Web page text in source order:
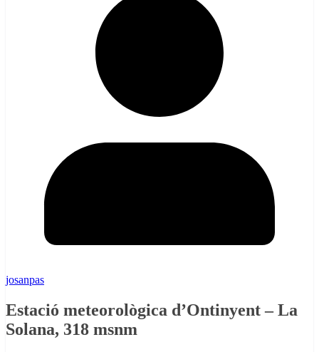
josanpas
Estació meteorològica d’Ontinyent – La
Solana, 318 msnm